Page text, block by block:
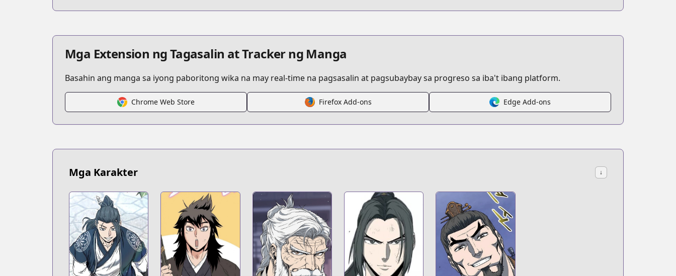
Mga Extension ng Tagasalin at Tracker ng Manga
Basahin ang manga sa iyong paboritong wika na may real-time na pagsasalin at pagsubaybay sa progreso sa iba't ibang platform.
Chrome Web Store Firefox Add-ons Edge Add-ons
Mga Karakter ↓